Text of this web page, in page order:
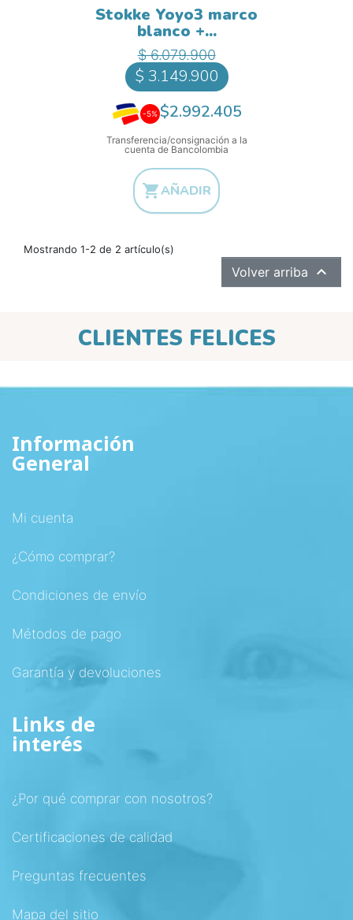
Stokke Yoyo3 marco
blanco +...
Precio base
$ 6.079.900Precio
$ 3.149.900
-5% $2.992.405
Transferencia/consignación a la
cuenta de Bancolombia
AÑADIR
Mostrando 1-2 de 2 artículo(s)
Volver arriba 
CLIENTES FELICES
Información
General
Mi cuenta
¿Cómo comprar?
Condiciones de envío
Métodos de pago
Garantía y devoluciones
Links de
interés
¿Por qué comprar con nosotros?
Certificaciones de calidad
Preguntas frecuentes
Mapa del sitio